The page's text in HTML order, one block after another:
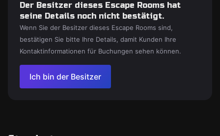
Der Besitzer dieses Escape Rooms hat
seine Details noch nicht bestätigt.
Wenn Sie der Besitzer dieses Escape Rooms sind,
bestätigen Sie bitte Ihre Details, damit Kunden Ihre
Kontaktinformationen für Buchungen sehen können.
Ich bin der Besitzer